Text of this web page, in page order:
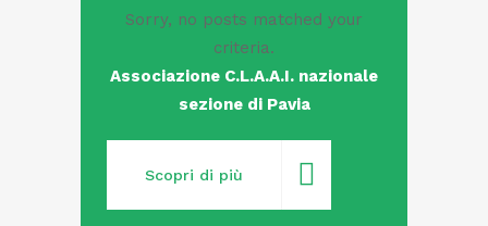
Sorry, no posts matched your
criteria.
Associazione C.L.A.A.I. nazionale
sezione di Pavia
Scopri di più